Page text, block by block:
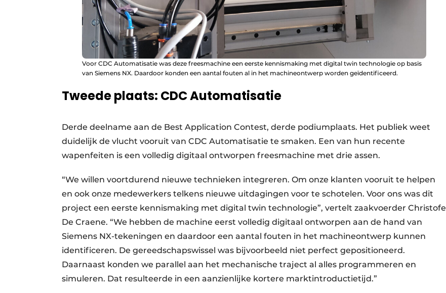
Voor CDC Automatisatie was deze freesmachine een eerste kennismaking met digital twin technologie op basis
van Siemens NX. Daardoor konden een aantal fouten al in het machineontwerp worden geïdentificeerd.
Tweede plaats: CDC Automatisatie
Derde deelname aan de Best Application Contest, derde podiumplaats. Het publiek weet
duidelijk de vlucht vooruit van CDC Automatisatie te smaken. Een van hun recente
wapenfeiten is een volledig digitaal ontworpen freesmachine met drie assen.
“We willen voortdurend nieuwe technieken integreren. Om onze klanten vooruit te helpen
en ook onze medewerkers telkens nieuwe uitdagingen voor te schotelen. Voor ons was dit
project een eerste kennismaking met digital twin technologie”, vertelt zaakvoerder Christofe
De Craene. “We hebben de machine eerst volledig digitaal ontworpen aan de hand van
Siemens NX-tekeningen en daardoor een aantal fouten in het machineontwerp kunnen
identificeren. De gereedschapswissel was bijvoorbeeld niet perfect gepositioneerd.
Daarnaast konden we parallel aan het mechanische traject al alles programmeren en
simuleren. Dat resulteerde in een aanzienlijke kortere marktintroductietijd.”